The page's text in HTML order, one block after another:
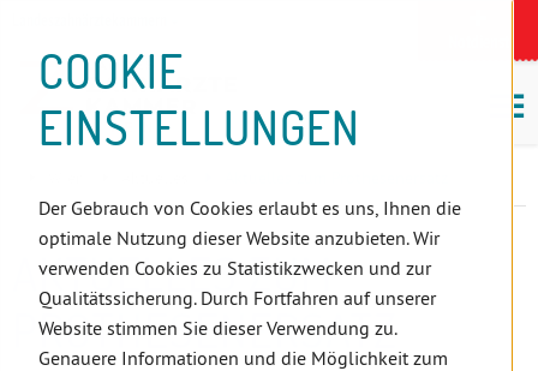
COOKIE
EINSTELLUNGEN
Der Gebrauch von Cookies erlaubt es uns, Ihnen die
optimale Nutzung dieser Website anzubieten. Wir
verwenden Cookies zu Statistikzwecken und zur
Qualitätssicherung. Durch Fortfahren auf unserer
Website stimmen Sie dieser Verwendung zu.
Genauere Informationen und die Möglichkeit zum
(Accesskey:
(Accesskey:
(Accesskey:
(Accesskey:
(Accesskey:
(Landeszahnärztekammern,
(Accesskey:
(Accesskey:
(Accesskey:
AKTUELLES ZUM
PROTHESENERSATZ